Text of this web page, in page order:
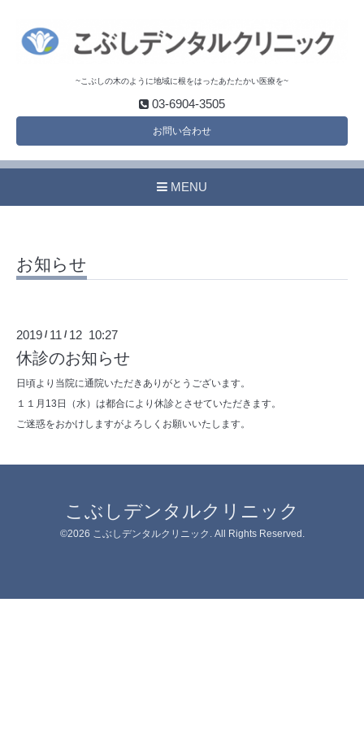
~こぶしの木のように地域に根をはったあたたかい医療を~
03-6904-3505
お問い合わせ
MENU
お知らせ
2019 / 11 / 12 10:27
休診のお知らせ
日頃より当院に通院いただきありがとうございます。
１１月13日（水）は都合により休診とさせていただきます。
ご迷惑をおかけしますがよろしくお願いいたします。
こぶしデンタルクリニック
©2026 こぶしデンタルクリニック . All Rights Reserved.